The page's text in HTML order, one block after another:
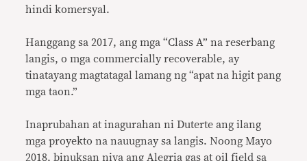
hindi komersyal.
Hanggang sa 2017, ang mga “Class A” na reserbang
langis, o mga commercially recoverable, ay
tinatayang magtatagal lamang ng “apat na higit pang
mga taon.”
Inaprubahan at inagurahan ni Duterte ang ilang
mga proyekto na nauugnay sa langis. Noong Mayo
2018, binuksan niya ang Alegria gas at oil field sa